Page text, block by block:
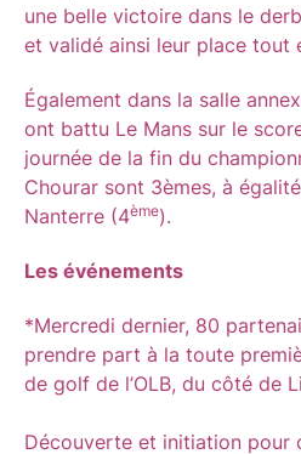
une belle victoire dans le
et validé ainsi leur place tout
Également dans la salle
ont battu Le Mans sur le
journée de la fin du
Chourar sont 3èmes, à
Nanterre (4ème).
Les événements
*Mercredi dernier, 80
prendre part à la toute
de golf de l’OLB, du côté de
Découverte et initiation pour